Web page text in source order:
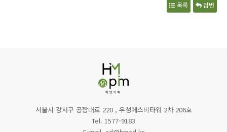
목록 답변
서울시 강서구 공항대로 220 , 우성에스비타워 2차 206호
Tel. 1577-9183